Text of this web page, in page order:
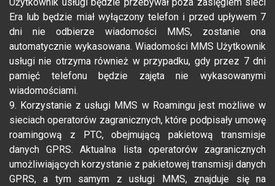
Era lub będzie miał wyłączony telefon i przed upływem 7
dni nie odbierze wiadomości MMS, zostanie ona
automatycznie wykasowana. Wiadomości MMS Użytkownik
usługi nie otrzyma również w przypadku, gdy przez 7 dni
pamięć telefonu będzie zajęta nie wykasowanymi
wiadomościami.
9. Korzystanie z usługi MMS w Roamingu jest możliwe w
sieciach operatorów zagranicznych, które podpisały umowę
roamingową z PTC, obejmującą pakietową transmisje
danych GPRS. Aktualna lista operatorów zagranicznych
umożliwiających korzystanie z pakietowej transmisji danych
GPRS, a tym samym z usługi MMS, znajduje się na